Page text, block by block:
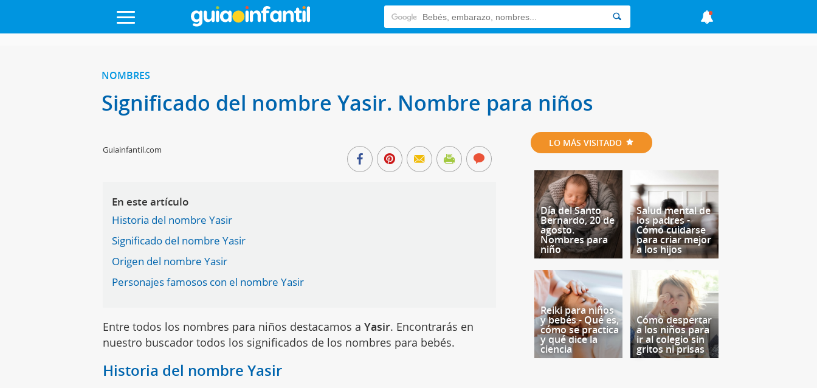
NOMBRES
Significado del nombre Yasir. Nombre para niños
Guiainfantil.com
En este artículo
Historia del nombre Yasir
Significado del nombre Yasir
Origen del nombre Yasir
Personajes famosos con el nombre Yasir
Entre todos los nombres para niños destacamos aYasir. Encontrarás en
nuestro buscador todos los significados de los nombres para bebés.
Historia del nombre Yasir
LO MÁS VISITADO
Día del Santo
Bernardo, 20 de
agosto.
Nombres para
niño
Salud mental de
los padres -
Cómo cuidarse
para criar mejor
a los hijos
Reiki para niños
y bebés - Qué es,
cómo se practica
y qué dice la
ciencia
Cómo despertar
a los niños para
ir al colegio sin
gritos ni prisas